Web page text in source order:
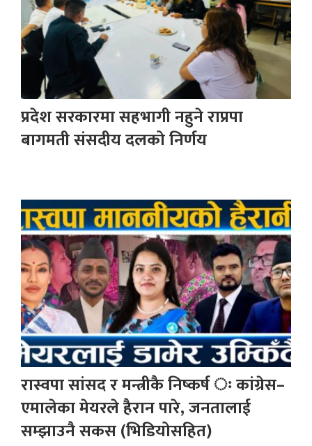
प्रदेश सरकारमा सहभागी नहुने राप्रपा
बागमती संसदीय दलको निर्णय
रास्वपा सांसद र मन्त्रीकै निष्कर्ष ः कांग्रेस–
एमालेका मेयरले हैरान पारे, जनतालाई
सम्झाउनै सकस (भिडियोसहित)